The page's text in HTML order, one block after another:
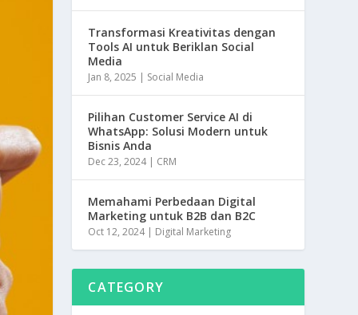
Transformasi Kreativitas dengan
Tools AI untuk Beriklan Social
Media
Jan 8, 2025 | Social Media
Pilihan Customer Service AI di
WhatsApp: Solusi Modern untuk
Bisnis Anda
Dec 23, 2024| CRM
Memahami Perbedaan Digital
Marketing untuk B2B dan B2C
Oct 12, 2024| Digital Marketing
CATEGORY